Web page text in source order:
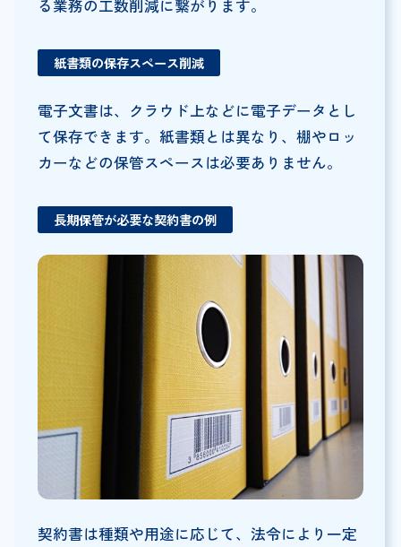
る業務の工数削減に繋がります。
紙書類の保存スペース削減
電子文書は、クラウド上などに電子データとし
て保存できます。紙書類とは異なり、棚やロッ
カーなどの保管スペースは必要ありません。
長期保管が必要な契約書の例
契約書は種類や用途に応じて、法令により一定